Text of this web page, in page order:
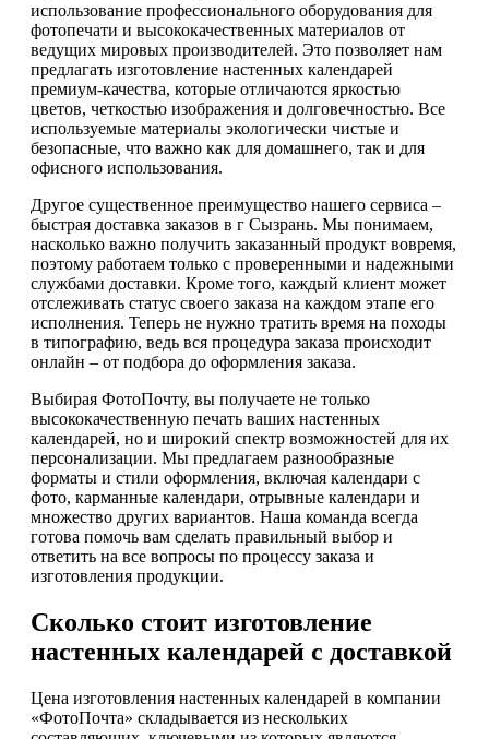
использование профессионального оборудования для
фотопечати и высококачественных материалов от
ведущих мировых производителей. Это позволяет нам
предлагать изготовление настенных календарей
премиум-качества, которые отличаются яркостью
цветов, четкостью изображения и долговечностью. Все
используемые материалы экологически чистые и
безопасные, что важно как для домашнего, так и для
офисного использования.
Другое существенное преимущество нашего сервиса –
быстрая доставка заказов в г Сызрань. Мы понимаем,
насколько важно получить заказанный продукт вовремя,
поэтому работаем только с проверенными и надежными
службами доставки. Кроме того, каждый клиент может
отслеживать статус своего заказа на каждом этапе его
исполнения. Теперь не нужно тратить время на походы
в типографию, ведь вся процедура заказа происходит
онлайн – от подбора до оформления заказа.
Выбирая ФотоПочту, вы получаете не только
высококачественную печать ваших настенных
календарей, но и широкий спектр возможностей для их
персонализации. Мы предлагаем разнообразные
форматы и стили оформления, включая календари с
фото, карманные календари, отрывные календари и
множество других вариантов. Наша команда всегда
готова помочь вам сделать правильный выбор и
ответить на все вопросы по процессу заказа и
изготовления продукции.
Сколько стоит изготовление
настенных календарей с доставкой
Цена изготовления настенных календарей в компании
«ФотоПочта» складывается из нескольких